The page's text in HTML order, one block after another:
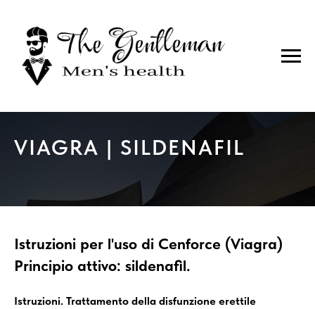
VIAGRA | SILDENAFIL
Istruzioni per l'uso di Cenforce (Viagra)
Principio attivo: sildenafil.
Istruzioni. Trattamento della disfunzione erettile